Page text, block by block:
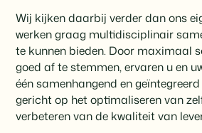
Wij kijken daarbij verder dan ons
werken graag multidisciplinair
te kunnen bieden. Door maximaal
goed af te stemmen, ervaren u en
één samenhangend en
gericht op het optimaliseren van
verbeteren van de kwaliteit van